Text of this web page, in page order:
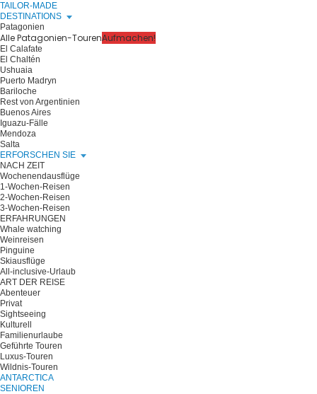
TAILOR-MADE
DESTINATIONS
Patagonien
Alle Patagonien-TourenAufmachen!
El Calafate
El Chaltén
Ushuaia
Puerto Madryn
Bariloche
Rest von Argentinien
Buenos Aires
Iguazu-Fälle
Mendoza
Salta
ERFORSCHEN SIE
NACH ZEIT
Wochenendausflüge
1-Wochen-Reisen
2-Wochen-Reisen
3-Wochen-Reisen
ERFAHRUNGEN
Whale watching
Weinreisen
Pinguine
Skiausflüge
All-inclusive-Urlaub
ART DER REISE
Abenteuer
Privat
Sightseeing
Kulturell
Familienurlaube
Geführte Touren
Luxus-Touren
Wildnis-Touren
ANTARCTICA
SENIOREN